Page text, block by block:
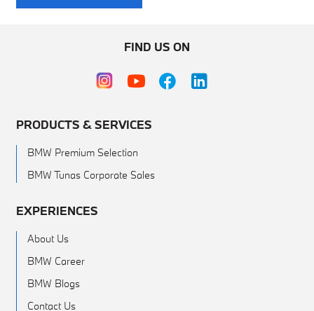
FIND US ON
PRODUCTS & SERVICES
BMW Premium Selection
BMW Tunas Corporate Sales
EXPERIENCES
About Us
BMW Career
BMW Blogs
Contact Us